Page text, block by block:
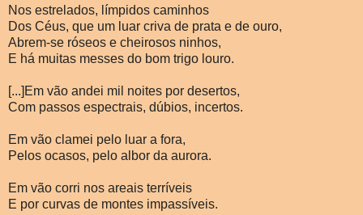
Nos estrelados, límpidos caminhos
Dos Céus, que um luar criva de prata e de ouro,
Abrem-se róseos e cheirosos ninhos,
E há muitas messes do bom trigo louro.
[...]Em vão andei mil noites por desertos,
Com passos espectrais, dúbios, incertos.
Em vão clamei pelo luar a fora,
Pelos ocasos, pelo albor da aurora.
Em vão corri nos areais terríveis
E por curvas de montes impassíveis.